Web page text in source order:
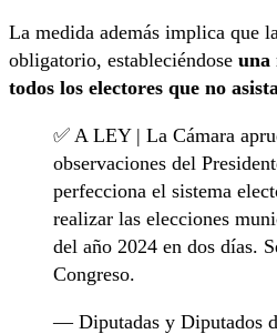
La medida además implica que
obligatorio, estableciéndose una
todos los electores que no
✅ A LEY | La Cámara
observaciones del
perfecciona el sistema
realizar las elecciones
del año 2024 en dos días.
Congreso.
— Diputadas y Diputados